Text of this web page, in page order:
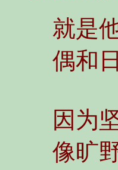
就是
偶和
因为
像旷